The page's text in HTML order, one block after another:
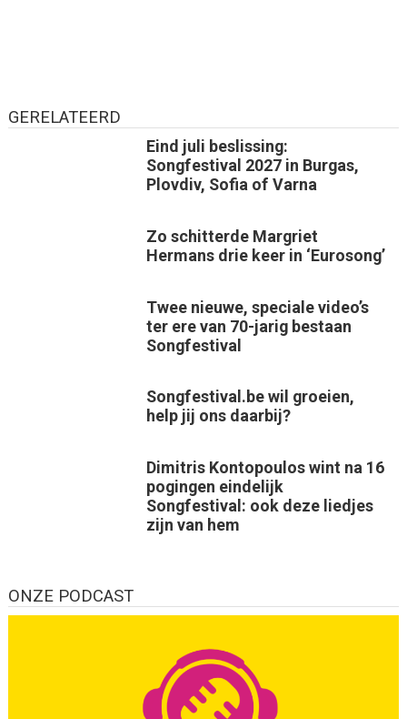
GERELATEERD
Eind juli beslissing:
Songfestival 2027 in Burgas,
Plovdiv, Sofia of Varna
Zo schitterde Margriet
Hermans drie keer in ‘Eurosong’
Twee nieuwe, speciale video’s
ter ere van 70-jarig bestaan
Songfestival
Songfestival.be wil groeien,
help jij ons daarbij?
Dimitris Kontopoulos wint na 16
pogingen eindelijk
Songfestival: ook deze liedjes
zijn van hem
ONZE PODCAST